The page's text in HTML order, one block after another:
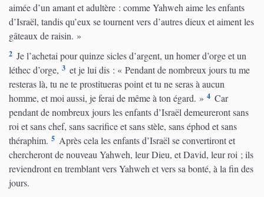
aimée d’un amant et adultère : comme Yahweh aime les enfants
d’Israël, tandis qu’eux se tournent vers d’autres dieux et aiment les
gâteaux de raisin. »
2 Je l’achetai pour quinze sicles d’argent, un homer d’orge et un
léthec d’orge, 3 et je lui dis : « Pendant de nombreux jours tu me
resteras là, tu ne te prostitueras point et tu ne seras à aucun
homme, et moi aussi, je ferai de même à ton égard. » 4 Car
pendant de nombreux jours les enfants d’Israël demeureront sans
roi et sans chef, sans sacrifice et sans stèle, sans éphod et sans
théraphim. 5 Après cela les enfants d’Israël se convertiront et
chercheront de nouveau Yahweh, leur Dieu, et David, leur roi ; ils
reviendront en tremblant vers Yahweh et vers sa bonté, à la fin des
jours.